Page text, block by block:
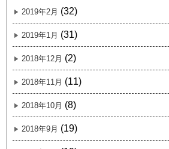
2019年2月 (32)
2019年1月 (31)
2018年12月 (2)
2018年11月 (11)
2018年10月 (8)
2018年9月 (19)